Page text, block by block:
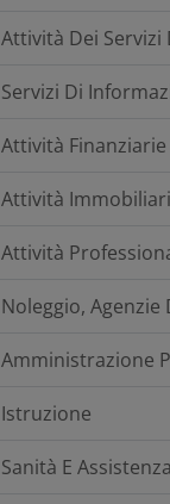
Attività Dei Servizi
Servizi Di
Attività
Attività Immobiliari
Attività
Noleggio,
Amministrazione
Istruzione
Sanità E